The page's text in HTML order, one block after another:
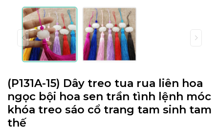
(P131A-15) Dây treo tua rua liên hoa
ngọc bội hoa sen trần tình lệnh móc
khóa treo sáo cổ trang tam sinh tam
thế